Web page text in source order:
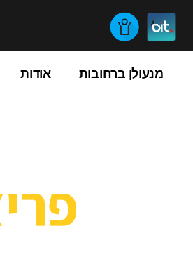
מנעולן ברחובות אודות